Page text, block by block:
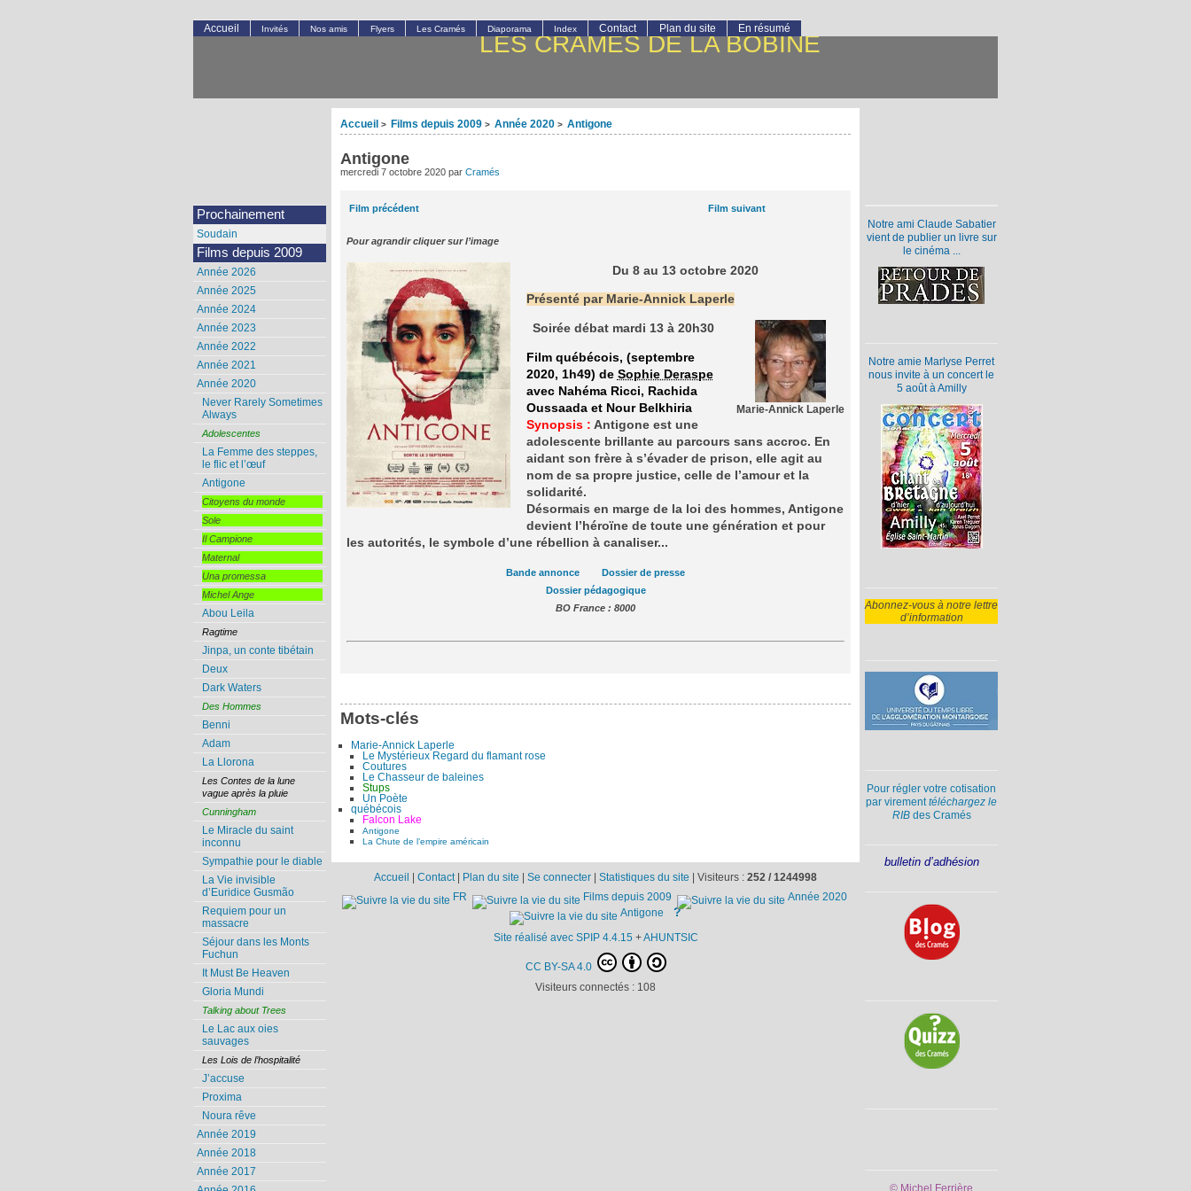
LES CRAMÉS DE LA BOBINE
Accueil > Films depuis 2009 > Année 2020 > Antigone
Antigone
mercredi 7 octobre 2020 par Cramés
Film précédent Film suivant
Pour agrandir cliquer sur l’image
Du 8 au 13 octobre 2020
Présenté par Marie-Annick Laperle
Marie-Annick Laperle
Soirée débat mardi 13 à 20h30
Film québécois, (septembre
2020, 1h49) de Sophie Deraspe
avec Nahéma Ricci, Rachida
Oussaada et Nour Belkhiria
Synopsis : Antigone est une
adolescente brillante au parcours sans accroc. En
aidant son frère à s’évader de prison, elle agit au
nom de sa propre justice, celle de l’amour et la
solidarité.
Désormais en marge de la loi des hommes, Antigone
devient l’héroïne de toute une génération et pour
les autorités, le symbole d’une rébellion à canaliser...
Bande annonce
Dossier de presse
Dossier pédagogique
BO France : 8000
Mots-clés
Marie-Annick Laperle
Le Mystérieux Regard du flamant rose
Coutures
Le Chasseur de baleines
Stups
Un Poète
québécois
Falcon Lake
Antigone
La Chute de l’empire américain
Notre ami Claude Sabatier
vient de publier un livre sur
le cinéma ...
Notre amie Marlyse Perret
nous invite à un concert le
5 août à Amilly
Abonnez-vous à notre lettre
d’information
Pour régler votre cotisation
par virementtéléchargez le
RIBdes Cramés
bulletin d’adhésion
© Michel Ferrière
Accueil Invités Nos amis Flyers Les Cramés Diaporama Index Contact Plan du site En résumé
Prochainement
Soudain
Films depuis 2009
Année 2026
Année 2025
Année 2024
Année 2023
Année 2022
Année 2021
Année 2020
Never Rarely Sometimes
Always
Adolescentes
La Femme des steppes,
le flic et l’œuf
Antigone
Citoyens du monde
Sole
Il Campione
Maternal
Una promessa
Michel Ange
Abou Leila
Ragtime
Jinpa, un conte tibétain
Deux
Dark Waters
Des Hommes
Benni
Adam
La Llorona
Les Contes de la lune
vague après la pluie
Cunningham
Le Miracle du saint
inconnu
Sympathie pour le diable
La Vie invisible
d’Euridice Gusmão
Requiem pour un
massacre
Séjour dans les Monts
Fuchun
It Must Be Heaven
Gloria Mundi
Talking about Trees
Le Lac aux oies
sauvages
Les Lois de l’hospitalité
J’accuse
Proxima
Noura rêve
Année 2019
Année 2018
Année 2017
Accueil | Contact | Plan du site | Se connecter | Statistiques du site | Visiteurs : 252 / 1244998
FR
Films depuis 2009
Année 2020
Antigone
?
Site réalisé avec SPIP 4.4.15 +AHUNTSIC
CC BY-SA 4.0
Visiteurs connectés : 108